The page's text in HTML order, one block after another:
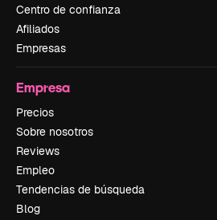
Centro de confianza
Afiliados
Empresas
Empresa
Precios
Sobre nosotros
Reviews
Empleo
Tendencias de búsqueda
Blog